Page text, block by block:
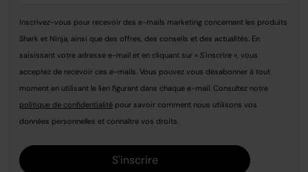
Inscrivez-vous pour recevoir des e-mails marketing concernant les produits
Shark et Ninja, ainsi que des offres, des conseils et des actualités. En
saisissant votre adresse e-mail et en cliquant sur « S'inscrire », vous
acceptez de recevoir ces e-mails. Vous pouvez vous désabonner à tout
moment en utilisant le lien figurant dans chaque e-mail. Consultez notre
politique de confidentialité pour savoir comment nous utilisons vos
données personnelles et connaître vos droits.
S'inscrire